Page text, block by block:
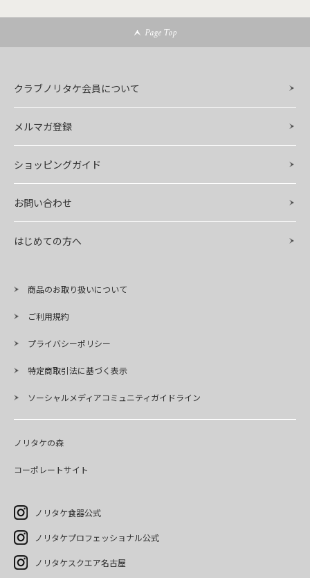
Page Top
クラブノリタケ会員について
メルマガ登録
ショッピングガイド
お問い合わせ
はじめての方へ
商品のお取り扱いについて
ご利用規約
プライバシーポリシー
特定商取引法に基づく表示
ソーシャルメディアコミュニティガイドライン
ノリタケの森
コーポレートサイト
ノリタケ食器公式
ノリタケプロフェッショナル公式
ノリタケスクエア名古屋